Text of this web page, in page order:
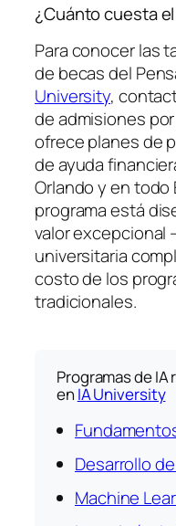
¿Cuánto cuesta
Para conocer las
de becas del
University,
de admisiones
ofrece planes de
de ayuda
Orlando y en todo
programa está
valor excepcional
universitaria
costo de los
tradicionales.
Programas de
en IA University
Desarrollo
Machine